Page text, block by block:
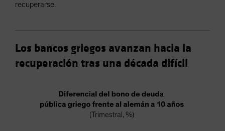
recuperarse.
Los bancos griegos avanzan hacia la
recuperación tras una década difícil